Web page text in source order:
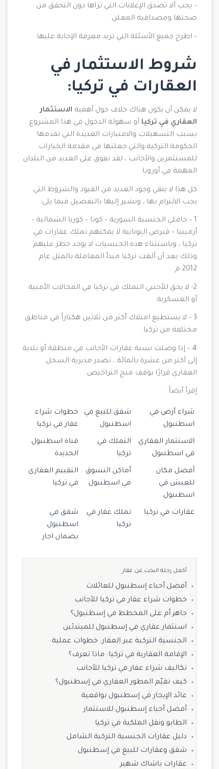
– يجب ألا تصدق الإعلانات التي تراها دون التحقق من
صحتها ومصداقية المعلن.
– اطرح جميع الأسئلة التي تريد معرفة الإجابة عليها.
شروط الاستثمار في
العقارات في تركيا:
لا يمكن أن يكون هناك خلاف حول أهمية الاستثمار
العقاري في تركيا أو سهولة الدخول في هذا المشروع
بسبب التسهيلات والامتيازات العديدة التي تقدمها
الحكومة التركية والتي جعلتها في مقدمة الخيارات
للمستثمرين والأجانب ، لقد تفوق على العديد من البلدان
المهمة في أوروبا.
كل هذا لا ينفي وجود العديد من القيود والشروط التي
يجب الالتزام بها ، ونشير إليها بالتفصيل فيما يلي:
1 – حاملي الجنسية السورية – كوبا – كوريا الشمالية –
أرمينيا – قبرص اليونانية لا يمكنهم تملك عقارات في
تركيا ، وباستثناء هذه الجنسيات لا يوجد حظر عليهم
وذلك بعد أن ألغت تركيا مبدأ المعاملة بالمثل عام
2012 م. .
2- لا يحق للأجنبي التملك في تركيا في المجالات الأمنية
أو العسكرية.
3 – لا يستطيع امتلاك أكثر من ثلاثين هكتاراً في مناطق
مختلفة من تركيا.
4 – إذا وصلت نسبة عقارات الأجانب في منطقة أو بلدية
إلى أكثر من عشرة بالمائة ، تصدر مديرية السجل
العقاري قرارًا بوقف منح التراخيص.
إقرأ أيضاً :
شراء أرض في
اسطنبول
شقق للبيع في
اسطنبول
خطوات شراء
عقار في تركيا
الاستثمار العقاري
في اسطنبول
التملك في
تركيا
قناة اسطنبول
الجديدة
أفضل مكان
للعيش في
اسطنبول
أماكن التسوق
في اسطنبول
التقييم العقاري
في تركيا
عقارات في تركيا
تملك عقار في
تركيا
شقق في
اسطنبول
بضمان اجار
أكمل رحلة البحث عن عقار
أفضل أحياء إسطنبول للعائلات
خطوات شراء عقار في تركيا للأجانب
جاهز أم على المخطط في إسطنبول؟
استثمار عقاري في إسطنبول للمبتدئين
الجنسية التركية عبر العقار: خطوات عملية
الإقامة العقارية في تركيا: ماذا تعرف؟
تكاليف شراء عقار في تركيا للأجانب
كيف تقيّم المطور العقاري في إسطنبول؟
عائد الإيجار في إسطنبول بواقعية
أفضل أحياء إسطنبول للاستثمار
الطابو ونقل الملكية في تركيا
دليل عقارات الجنسية التركية الشامل
شقق وعقارات للبيع في إسطنبول
عقارات باشاك شهير